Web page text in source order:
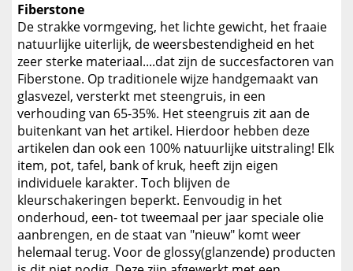
Fiberstone
De strakke vormgeving, het lichte gewicht, het fraaie
natuurlijke uiterlijk, de weersbestendigheid en het
zeer sterke materiaal....dat zijn de succesfactoren van
Fiberstone. Op traditionele wijze handgemaakt van
glasvezel, versterkt met steengruis, in een
verhouding van 65-35%. Het steengruis zit aan de
buitenkant van het artikel. Hierdoor hebben deze
artikelen dan ook een 100% natuurlijke uitstraling! Elk
item, pot, tafel, bank of kruk, heeft zijn eigen
individuele karakter. Toch blijven de
kleurschakeringen beperkt. Eenvoudig in het
onderhoud, een- tot tweemaal per jaar speciale olie
aanbrengen, en de staat van "nieuw" komt weer
helemaal terug. Voor de glossy(glanzende) producten